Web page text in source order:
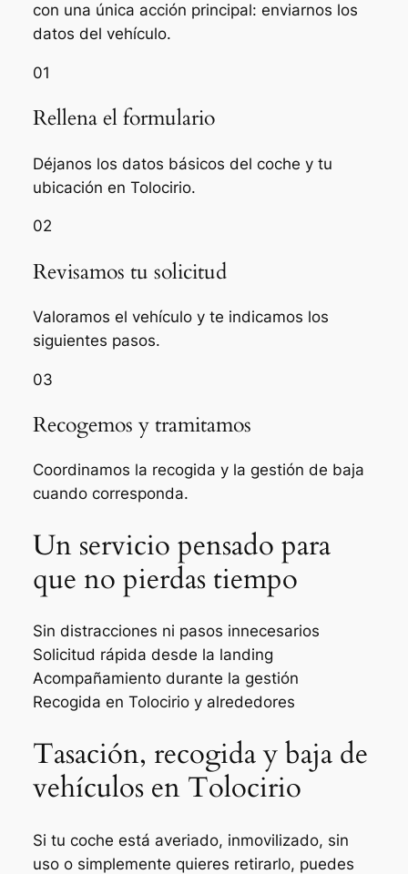
con una única acción principal: enviarnos los
datos del vehículo.
01
Rellena el formulario
Déjanos los datos básicos del coche y tu
ubicación en Tolocirio.
02
Revisamos tu solicitud
Valoramos el vehículo y te indicamos los
siguientes pasos.
03
Recogemos y tramitamos
Coordinamos la recogida y la gestión de baja
cuando corresponda.
Un servicio pensado para
que no pierdas tiempo
Sin distracciones ni pasos innecesarios
Solicitud rápida desde la landing
Acompañamiento durante la gestión
Recogida en Tolocirio y alrededores
Tasación, recogida y baja de
vehículos en Tolocirio
Si tu coche está averiado, inmovilizado, sin
uso o simplemente quieres retirarlo, puedes